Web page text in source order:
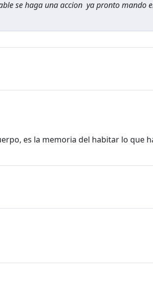
se haga una accion ya pronto mando
es la memoria del habitar lo que